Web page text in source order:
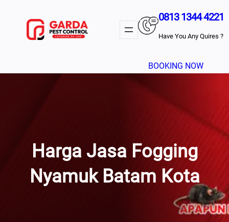
0813 1344 4221
Have You Any Quires ?
BOOKING NOW
Harga Jasa Fogging
Nyamuk Batam Kota